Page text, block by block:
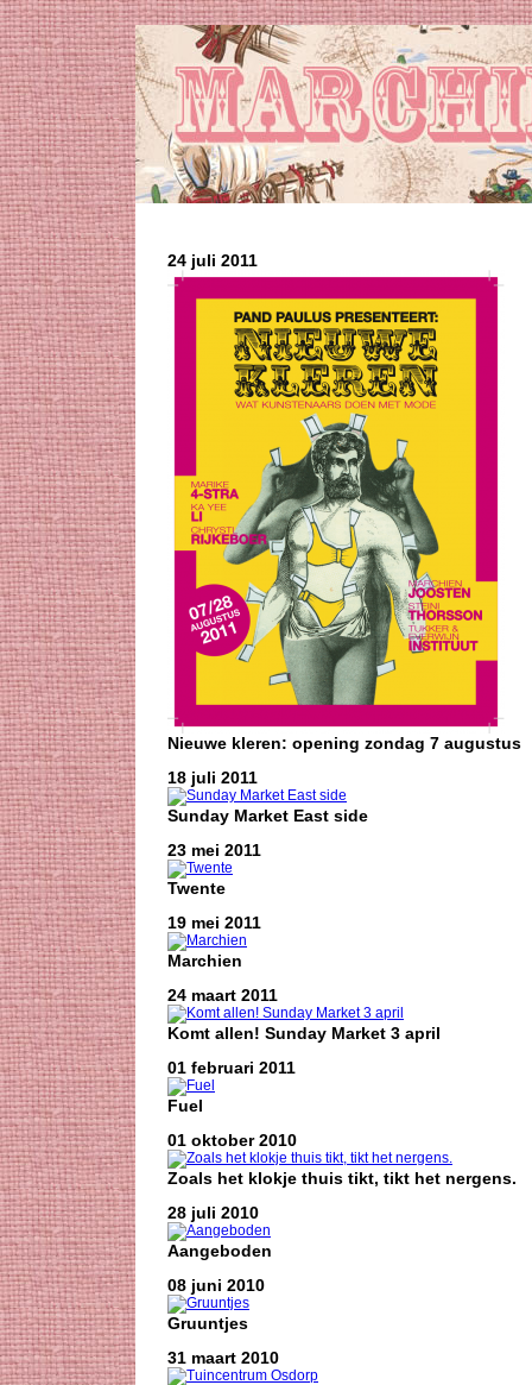
24 juli 2011
Nieuwe kleren: opening zondag 7 augustus
18 juli 2011
Sunday Market East side
23 mei 2011
Twente
19 mei 2011
Marchien
24 maart 2011
Komt allen! Sunday Market 3 april
01 februari 2011
Fuel
01 oktober 2010
Zoals het klokje thuis tikt, tikt het nergens.
28 juli 2010
Aangeboden
08 juni 2010
Gruuntjes
31 maart 2010